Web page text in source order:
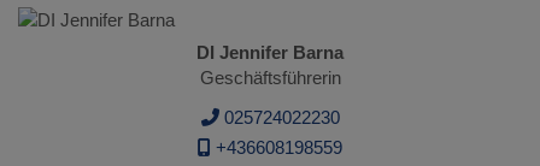
DI Jennifer Barna
Geschäftsführerin
025724022230
+436608198559